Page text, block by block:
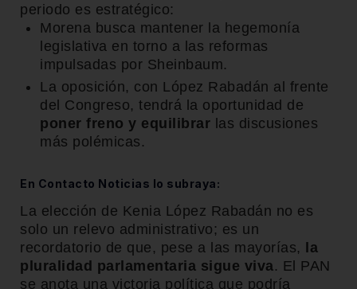
periodo es estratégico:
Morena busca mantener la hegemonía
legislativa en torno a las reformas
impulsadas por Sheinbaum.
La oposición, con López Rabadán al frente
del Congreso, tendrá la oportunidad de
poner freno y equilibrar las discusiones
más polémicas.
En Contacto Noticias lo subraya:
La elección de Kenia López Rabadán no es
solo un relevo administrativo; es un
recordatorio de que, pese a las mayorías,
la
pluralidad parlamentaria sigue viva. El PAN
se anota una victoria política que podría